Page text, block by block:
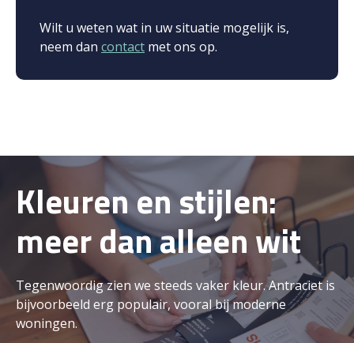
Wilt u weten wat in uw situatie mogelijk is,
neem dan contact met ons op.
Kleuren en stijlen:
meer dan alleen wit
Tegenwoordig zien we steeds vaker kleur. Antraciet is
bijvoorbeeld erg populair, vooral bij moderne
woningen.